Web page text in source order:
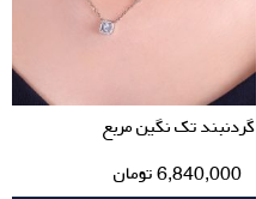
گردنبند تک نگین مربع
6,840,000تومان